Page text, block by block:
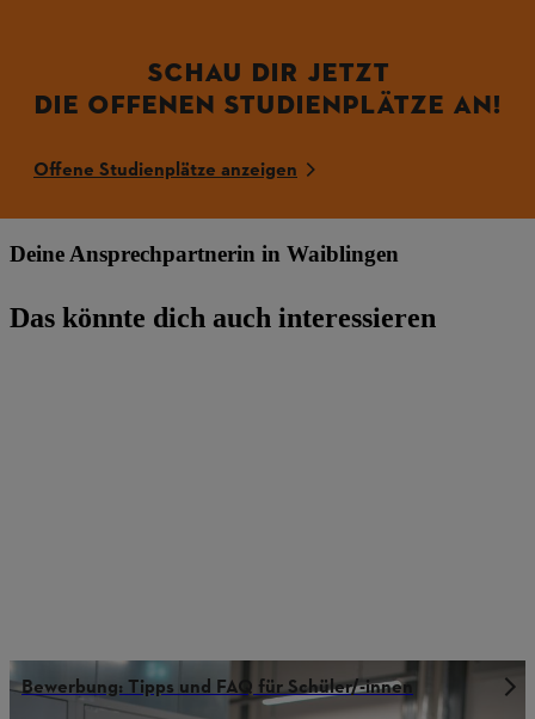
SCHAU DIR JETZT
DIE OFFENEN STUDIENPLÄTZE AN!
Offene Studienplätze anzeigen
Deine Ansprechpartnerin in Waiblingen
Das könnte dich auch interessieren
Bewerbung: Tipps und FAQ für Schüler/-innen